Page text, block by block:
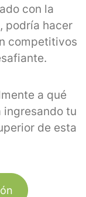
con la
podría hacer
competitivos
a qué
ingresando tu
de esta